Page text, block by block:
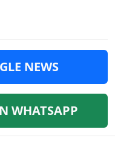
NEWS
WHATSAPP